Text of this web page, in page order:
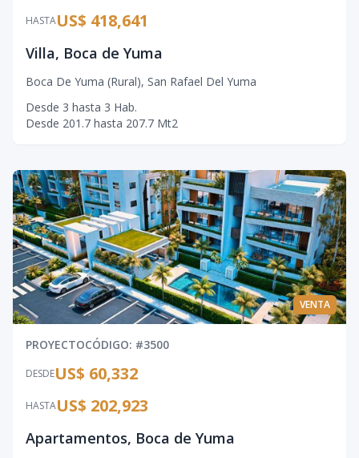
HASTAUS$ 418,641
Villa, Boca de Yuma
Boca De Yuma (Rural), San Rafael Del Yuma
Desde 3 hasta 3 Hab.
Desde 201.7 hasta 207.7 Mt2
VENTA
PROYECTOCÓDIGO: #3500
DESDEUS$ 60,332
HASTAUS$ 202,923
Apartamentos, Boca de Yuma